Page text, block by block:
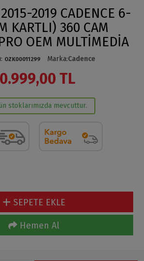
2019 CADENCE 6-
KARTLI) 360 CAM
OEM MULTİMEDİA
: OZK00011299 Marka:Cadence
TL
stoklarımızda mevcuttur.
SEPETE EKLE
Hemen Al